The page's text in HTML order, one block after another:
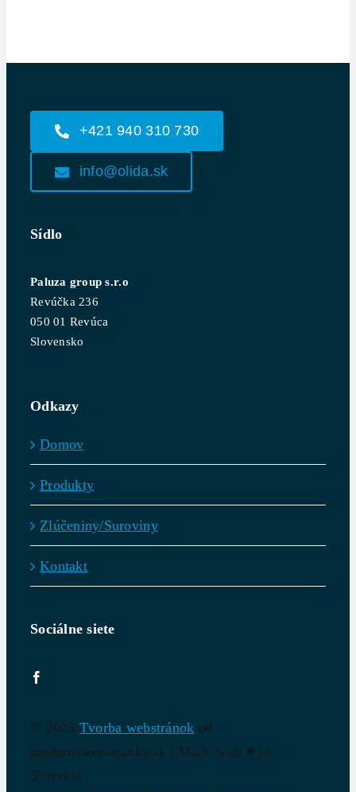
+421 940 310 730
info@olida.sk
Sídlo
Paluza group s.r.o
Revúčka 236
050 01 Revúca
Slovensko
Odkazy
Domov
Produkty
Zlúčeniny/Suroviny
Kontakt
Sociálne siete
© 2025 Tvorba webstránok od
modernewebstranky.sk | Made with ♥ in
Slovakia